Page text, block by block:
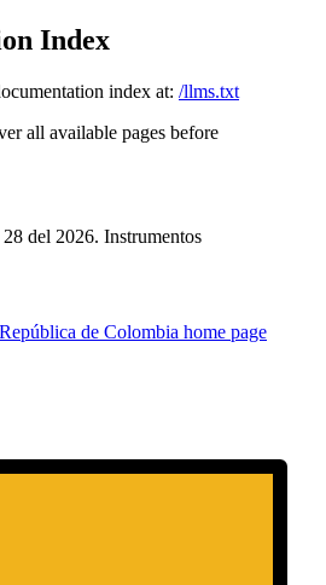
Index
index at: /llms.txt
all available pages before
del 2026. Instrumentos
de Colombia home page